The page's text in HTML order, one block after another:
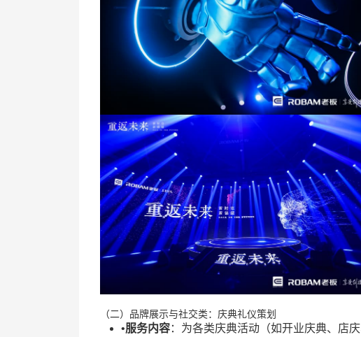
（二）品牌展示与社交类：庆典礼仪策划
•​​服务内容​：为各类庆典活动（如开业庆典、店